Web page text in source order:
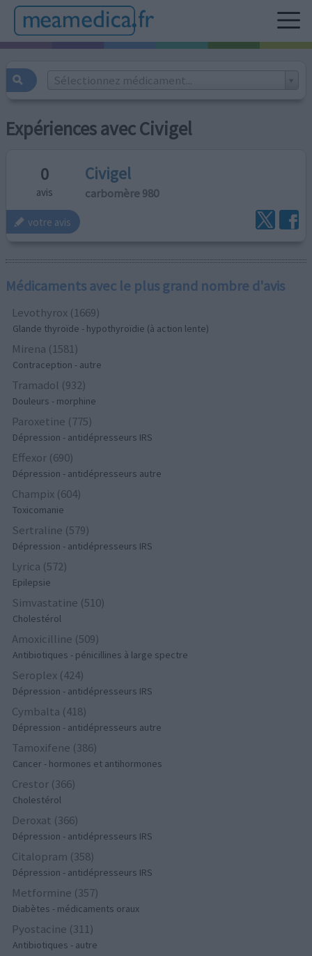
Sélectionnez médicament...
Expériences avec Civigel
0
avis
Civigel
carbomère 980
votre avis
Médicaments avec le plus grand nombre d'avis
Levothyrox (1669)
Glande thyroïde - hypothyroïdie (à action lente)
Mirena (1581)
Contraception - autre
Tramadol (932)
Douleurs - morphine
Paroxetine (775)
Dépression - antidépresseurs IRS
Effexor (690)
Dépression - antidépresseurs autre
Champix (604)
Toxicomanie
Sertraline (579)
Dépression - antidépresseurs IRS
Lyrica (572)
Epilepsie
Simvastatine (510)
Cholestérol
Amoxicilline (509)
Antibiotiques - pénicillines à large spectre
Seroplex (424)
Dépression - antidépresseurs IRS
Cymbalta (418)
Dépression - antidépresseurs autre
Tamoxifene (386)
Cancer - hormones et antihormones
Crestor (366)
Cholestérol
Deroxat (366)
Dépression - antidépresseurs IRS
Citalopram (358)
Dépression - antidépresseurs IRS
Metformine (357)
Diabètes - médicaments oraux
Pyostacine (311)
Antibiotiques - autre